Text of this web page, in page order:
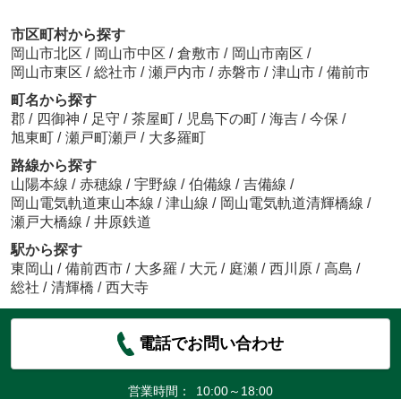
市区町村から探す
岡山市北区 / 岡山市中区 / 倉敷市 / 岡山市南区 /
岡山市東区 / 総社市 / 瀬戸内市 / 赤磐市 / 津山市 / 備前市
町名から探す
郡 / 四御神 / 足守 / 茶屋町 / 児島下の町 / 海吉 / 今保 /
旭東町 / 瀬戸町瀬戸 / 大多羅町
路線から探す
山陽本線 / 赤穂線 / 宇野線 / 伯備線 / 吉備線 /
岡山電気軌道東山本線 / 津山線 / 岡山電気軌道清輝橋線 /
瀬戸大橋線 / 井原鉄道
駅から探す
東岡山 / 備前西市 / 大多羅 / 大元 / 庭瀬 / 西川原 / 高島 /
総社 / 清輝橋 / 西大寺
電話でお問い合わせ
営業時間： 10:00～18:00